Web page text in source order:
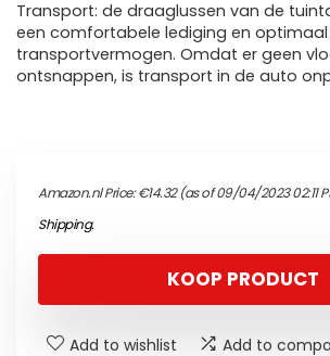
Transport: de draaglussen van de
een comfortabele lediging en optimaal
transportvermogen. Omdat er geen
ontsnappen, is transport in de auto
Amazon.nl Price:€14.32(as of 09/04/2023 02:11
Shipping.
KOOP PRODUCT
Add to wishlist Add to